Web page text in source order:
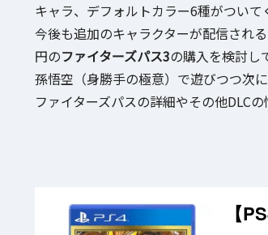
キャラ、デフォルトカラー6種がついて
今後も追加のキャラクターが配信され
円のファイターズパス3の購入を検討し
孫悟空（身勝手の極意）で遊びつつ次
ファイターズパスの詳細やその他DLC
【